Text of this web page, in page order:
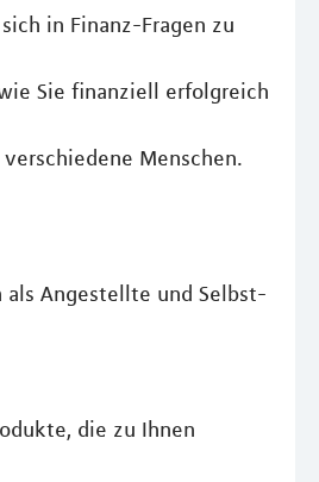
in Finanz-Fragen zu
Sie finanziell erfolgreich
Menschen.
als Angestellte und Selbst-
die zu Ihnen